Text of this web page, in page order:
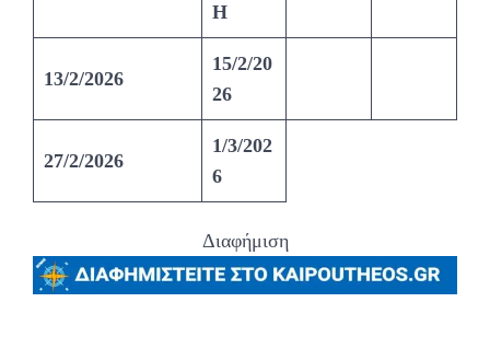
Η
13/2/2026
15/2/20
26
27/2/2026
1/3/202
6
Διαφήμιση